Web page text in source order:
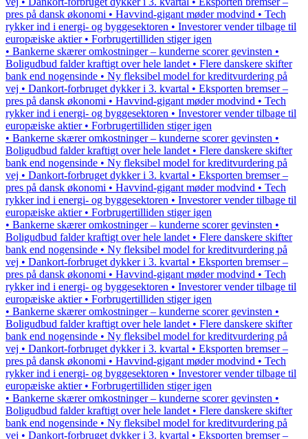
pres på dansk økonomi • Havvind-gigant møder modvind • Tech
rykker ind i energi- og byggesektoren • Investorer vender tilbage til
europæiske aktier • Forbrugertilliden stiger igen
• Bankerne skærer omkostninger – kunderne scorer gevinsten •
Boligudbud falder kraftigt over hele landet • Flere danskere skifter
bank end nogensinde • Ny fleksibel model for kreditvurdering på
vej • Dankort-forbruget dykker i 3. kvartal • Eksporten bremser –
pres på dansk økonomi • Havvind-gigant møder modvind • Tech
rykker ind i energi- og byggesektoren • Investorer vender tilbage til
europæiske aktier • Forbrugertilliden stiger igen
• Bankerne skærer omkostninger – kunderne scorer gevinsten •
Boligudbud falder kraftigt over hele landet • Flere danskere skifter
bank end nogensinde • Ny fleksibel model for kreditvurdering på
vej • Dankort-forbruget dykker i 3. kvartal • Eksporten bremser –
pres på dansk økonomi • Havvind-gigant møder modvind • Tech
rykker ind i energi- og byggesektoren • Investorer vender tilbage til
europæiske aktier • Forbrugertilliden stiger igen
• Bankerne skærer omkostninger – kunderne scorer gevinsten •
Boligudbud falder kraftigt over hele landet • Flere danskere skifter
bank end nogensinde • Ny fleksibel model for kreditvurdering på
vej • Dankort-forbruget dykker i 3. kvartal • Eksporten bremser –
pres på dansk økonomi • Havvind-gigant møder modvind • Tech
rykker ind i energi- og byggesektoren • Investorer vender tilbage til
europæiske aktier • Forbrugertilliden stiger igen
• Bankerne skærer omkostninger – kunderne scorer gevinsten •
Boligudbud falder kraftigt over hele landet • Flere danskere skifter
bank end nogensinde • Ny fleksibel model for kreditvurdering på
vej • Dankort-forbruget dykker i 3. kvartal • Eksporten bremser –
pres på dansk økonomi • Havvind-gigant møder modvind • Tech
rykker ind i energi- og byggesektoren • Investorer vender tilbage til
europæiske aktier • Forbrugertilliden stiger igen
• Bankerne skærer omkostninger – kunderne scorer gevinsten •
Boligudbud falder kraftigt over hele landet • Flere danskere skifter
bank end nogensinde • Ny fleksibel model for kreditvurdering på
vej • Dankort-forbruget dykker i 3. kvartal • Eksporten bremser –